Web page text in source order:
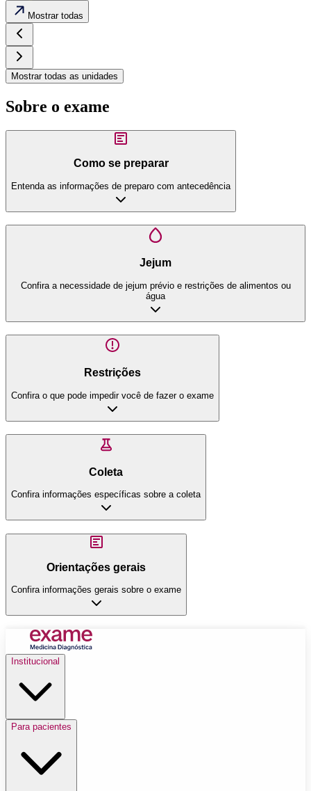
Mostrar todas
Mostrar todas as unidades
Sobre o exame
Como se preparar
Entenda as informações de preparo com antecedência
Jejum
Confira a necessidade de jejum prévio e restrições de alimentos ou
água
Restrições
Confira o que pode impedir você de fazer o exame
Coleta
Confira informações específicas sobre a coleta
Orientações gerais
Confira informações gerais sobre o exame
Institucional
Para pacientes